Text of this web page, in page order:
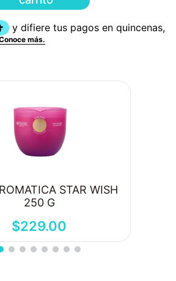
STAR WISH
250 G
$229.00